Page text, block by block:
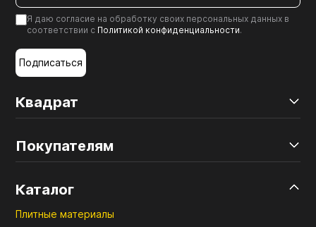
Квадрат
Покупателям
Каталог
Плитные материалы
Я даю согласие на обработку своих персональных данных в
соответствии с Политикой конфиденциальности.
Подписаться